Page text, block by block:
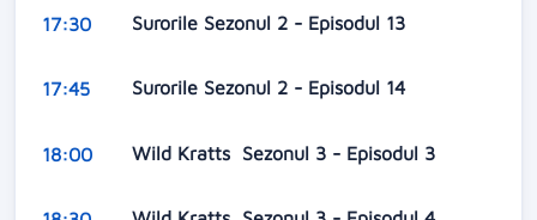
17:30 Surorile Sezonul 2 - Episodul 13
17:45 Surorile Sezonul 2 - Episodul 14
18:00 Wild Kratts Sezonul 3 - Episodul 3